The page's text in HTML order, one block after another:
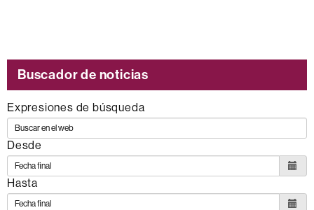
Buscador de noticias
Expresiones de búsqueda
Desde
Hasta